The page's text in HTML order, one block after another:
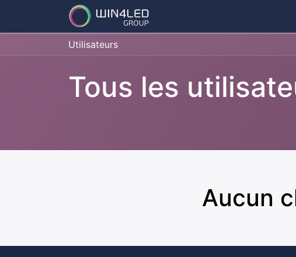
Utilisateurs
Tous les
Aucun